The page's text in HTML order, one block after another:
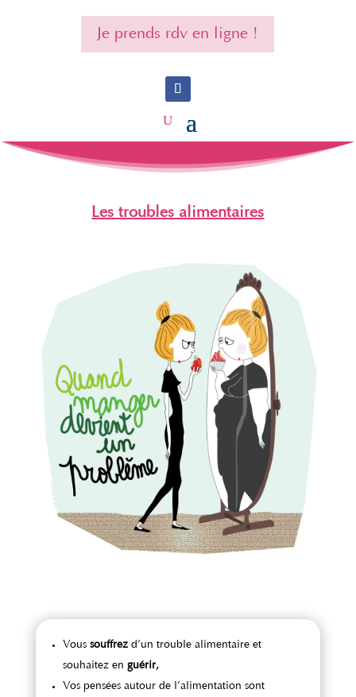
Je prends rdv en ligne !
Les troubles alimentaires
Vous souffrezd’un trouble alimentaire et
souhaitez en guérir,
Vos pensées autour de l’alimentation sont